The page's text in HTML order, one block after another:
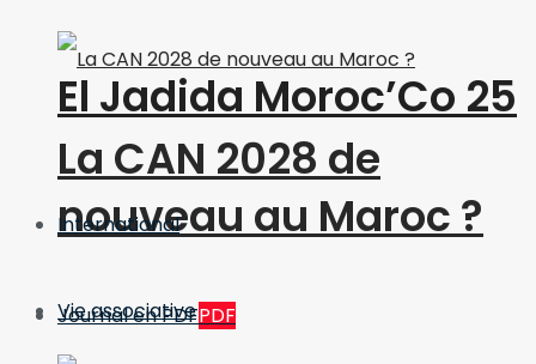
La CAN 2028 de
nouveau au Maroc ?
Journal en PDFPDF
El Jadida Moroc’Co 25
International
Vie associative